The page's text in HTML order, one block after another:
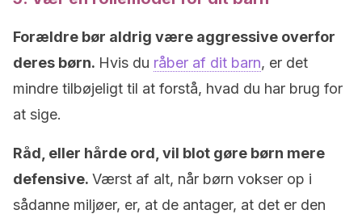
Forældre bør aldrig være aggressive overfor
deres børn. Hvis du råber af dit barn, er det
mindre tilbøjeligt til at forstå, hvad du har brug for
at sige.
Råd, eller hårde ord, vil blot gøre børn mere
defensive. Værst af alt, når børn vokser op i
sådanne miljøer, er, at de antager, at det er den